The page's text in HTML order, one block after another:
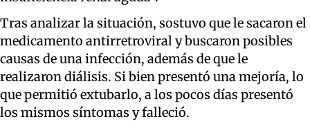
Tras analizar la situación, sostuvo que le sacaron el
medicamento antirretroviral y buscaron posibles
causas de una infección, además de que le
realizaron diálisis. Si bien presentó una mejoría, lo
que permitió extubarlo, a los pocos días presentó
los mismos síntomas y falleció.